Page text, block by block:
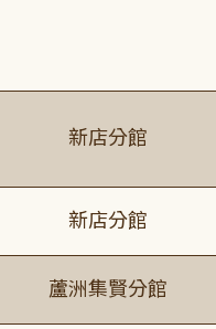
新店分館
新店分館
蘆洲集賢分館